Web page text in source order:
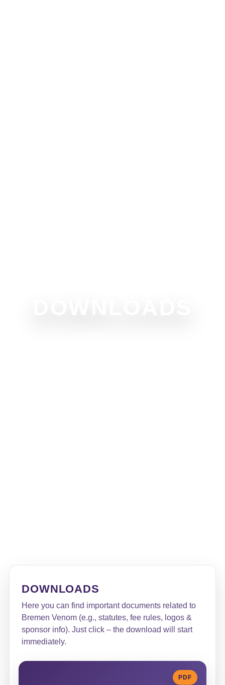
DOWNLOADS
Here you can find important documents related to
Bremen Venom (e.g., statutes, fee rules, logos &
sponsor info). Just click – the download will start
immediately.
PDF